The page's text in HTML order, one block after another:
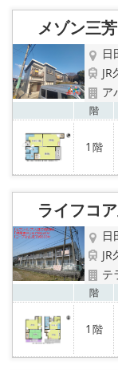
メゾン三芳
日
ア
階
1 階
ライフコ
日
テ
階
1 階